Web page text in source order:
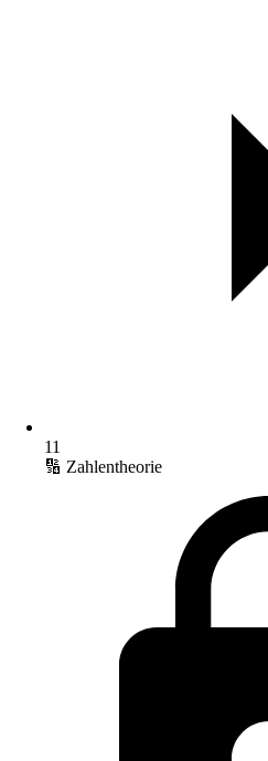
11
🔢 Zahlentheorie